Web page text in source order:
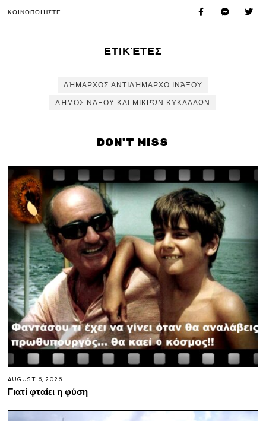
ΚΟΙΝΟΠΟΙΉΣΤΕ
ΕΤΙΚΈΤΕΣ
ΔΉΜΑΡΧΟΣ ΑΝΤΙΔΉΜΑΡΧΟ ΙΝΆΞΟΥ
ΔΉΜΟΣ ΝΆΞΟΥ ΚΑΙ ΜΙΚΡΏΝ ΚΥΚΛΆΔΩΝ
DON'T MISS
AUGUST 6, 2026
Γιατί φταίει η φύση